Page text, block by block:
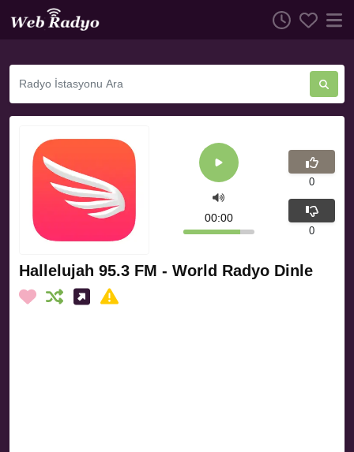
Hallelujah 95.3 FM - World Radyo Dinle
00:00
0
0